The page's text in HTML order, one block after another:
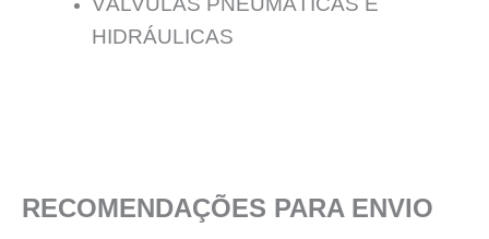
HIDRÁULICAS
RECOMENDAÇÕES PARA ENVIO